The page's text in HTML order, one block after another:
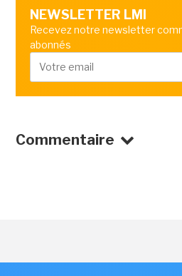
NEWSLETTER LMI
Recevez notre newsletter
abonnés
Commentaire